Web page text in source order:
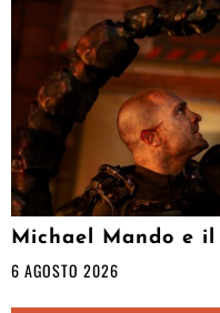
Michael Mando e
6 AGOSTO 2026